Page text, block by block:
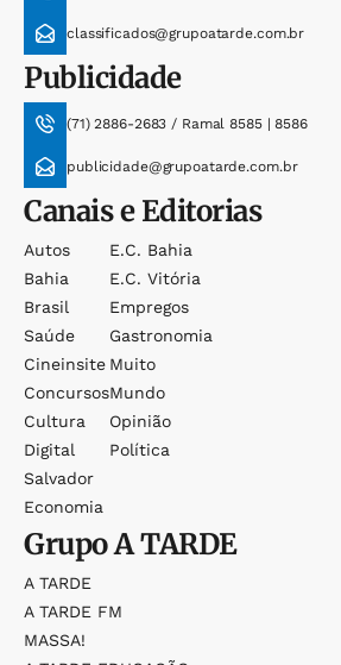
classificados@grupoatarde.com.br
Publicidade
(71) 2886-2683 / Ramal 8585 | 8586
publicidade@grupoatarde.com.br
Canais e Editorias
Autos
Bahia
Brasil
Saúde
Cineinsite
Concursos
Cultura
Digital
Salvador
Economia
E.c. Bahia
E.c. Vitória
Empregos
Gastronomia
Muito
Mundo
Opinião
Política
GrupoA TARDE
A TARDE
A TARDE FM
MASSA!